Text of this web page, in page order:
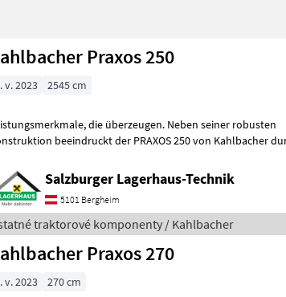
Praxos 250
v. 2023 2545 cm
die überzeugen. Neben seiner robusten
beeindruckt der PRAXOS 250 von Kahlbacher durch sein
Salzburger Lagerhaus-Technik
5101 Bergheim
traktorové komponenty / Kahlbacher
Praxos 270
v. 2023 270 cm